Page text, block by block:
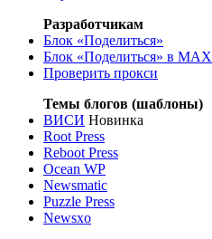
Разработчикам
Блок «Поделиться»
Блок «Поделиться» в MAX
Проверить прокси
Темы блогов (шаблоны)
ВИСИ Новинка
Root Press
Reboot Press
Ocean WP
Newsmatic
Puzzle Press
Newsxo